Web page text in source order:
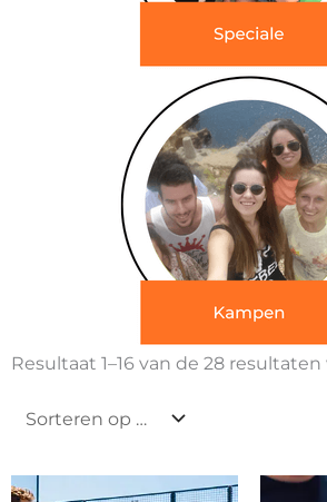
Resultaat 1–16 van de 28
Oorspronkelijke
Huidige